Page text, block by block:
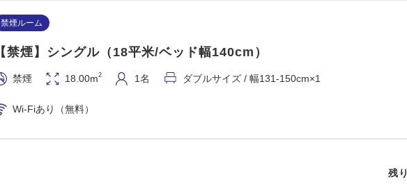
禁煙ルーム
【禁煙】シングル（18平米/ベッド幅140cm）
禁煙 18.00m2 1名 ダブルサイズ / 幅131-150cm×1
Wi-Fiあり（無料）
残り